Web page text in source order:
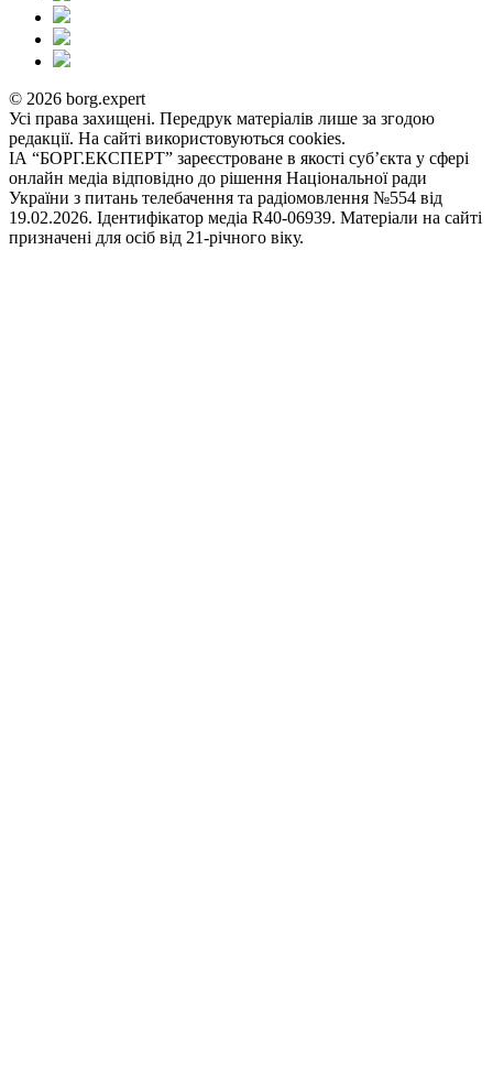
© 2026 borg.expert
Усі права захищені. Передрук матеріалів лише за згодою
редакції. На сайті використовуються cookies.
ІА “БОРГ.ЕКСПЕРТ” зареєстроване в якості суб’єкта у сфері
онлайн медіа відповідно до рішення Національної ради
України з питань телебачення та радіомовлення №554 від
19.02.2026. Ідентифікатор медіа R40-06939. Матеріали на сайті
призначені для осіб від 21-річного віку.